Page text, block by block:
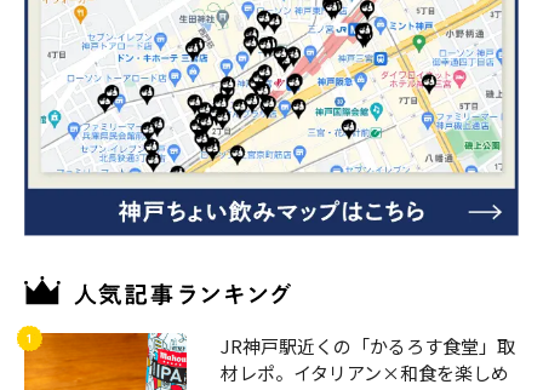
JR神戸駅近くの「かるろす食堂」取
材レポ。イタリアン×和食を楽しめ